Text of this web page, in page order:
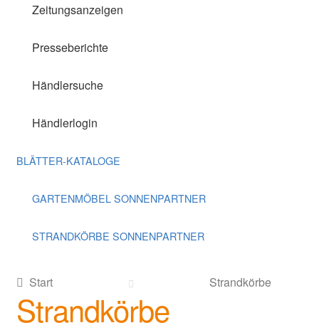
Zeitungsanzeigen
Presseberichte
Händlersuche
Händlerlogin
BLÄTTER-KATALOGE
GARTENMÖBEL SONNENPARTNER
STRANDKÖRBE SONNENPARTNER
Start Strandkörbe
Strandkörbe